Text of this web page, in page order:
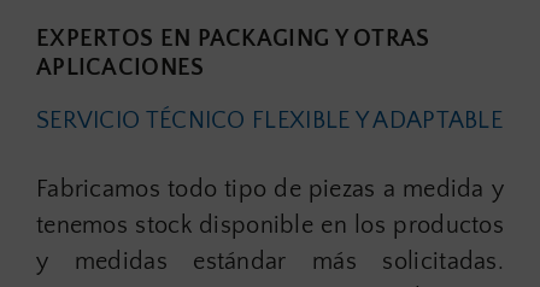
EXPERTOS EN PACKAGING Y OTRAS
APLICACIONES
SERVICIO TÉCNICO FLEXIBLE Y ADAPTABLE
Fabricamos todo tipo de piezas a medida y
tenemos stock disponible en los productos
y medidas estándar más solicitadas.